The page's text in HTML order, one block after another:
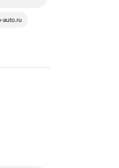
auto.ru